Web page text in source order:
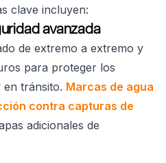
clave incluyen:
avanzada
de extremo a extremo y
para proteger los
tránsito. Marcas de agua
contra capturas de
adicionales de